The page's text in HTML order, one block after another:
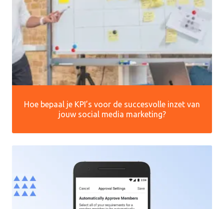
Hoe bepaal je KPI’s voor de succesvolle inzet van
jouw social media marketing?